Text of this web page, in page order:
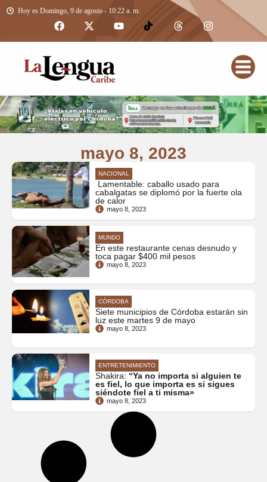
Hoy es Domingo, 9 de agosto - 10:22 a. m.
mayo 8, 2023
NACIONAL
Lamentable: caballo usado para
cabalgatas se diplomó por la fuerte ola
de calor
mayo 8, 2023
MUNDO
En este restaurante cenas desnudo y
toca pagar $400 mil pesos
mayo 8, 2023
CÓRDOBA
Siete municipios de Córdoba estarán sin
luz este martes 9 de mayo
mayo 8, 2023
ENTRETENIMIENTO
Shakira: “Ya no importa si alguien te
es fiel, lo que importa es si sigues
siéndote fiel a ti misma»
mayo 8, 2023